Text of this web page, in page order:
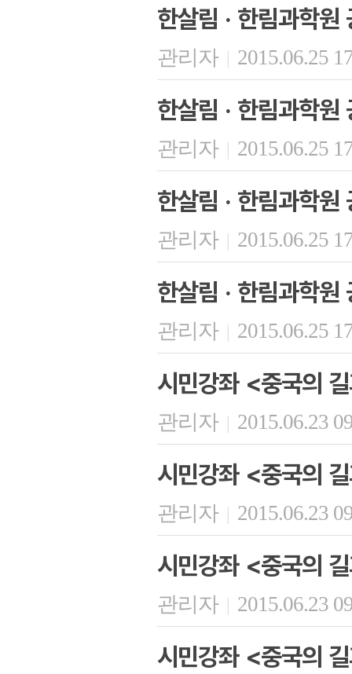
한살림 · 한림과학원
관리자 | 2015.06.25
한살림 · 한림과학원
관리자 | 2015.06.25
한살림 · 한림과학원
관리자 | 2015.06.25
한살림 · 한림과학원
관리자 | 2015.06.25
시민강좌 <중국의
관리자 | 2015.06.23
시민강좌 <중국의
관리자 | 2015.06.23
시민강좌 <중국의
관리자 | 2015.06.23
시민강좌 <중국의